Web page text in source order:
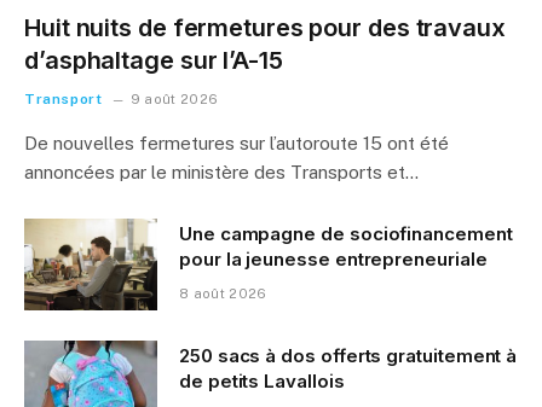
Huit nuits de fermetures pour des travaux
d’asphaltage sur l’A-15
Transport 9 août 2026
De nouvelles fermetures sur l’autoroute 15 ont été
annoncées par le ministère des Transports et…
Une campagne de sociofinancement
pour la jeunesse entrepreneuriale
8 août 2026
250 sacs à dos offerts gratuitement à
de petits Lavallois